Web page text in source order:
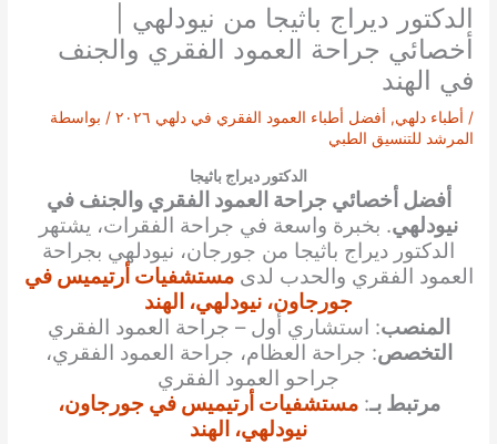
الدكتور ديراج باثيجا من نيودلهي |
أخصائي جراحة العمود الفقري والجنف
في الهند
/ أطباء دلهي, أفضل أطباء العمود الفقري في دلهي ٢٠٢٦
/ بواسطة
المرشد للتنسيق الطبي
الدكتور ديراج باثيجا
أفضل أخصائي جراحة العمود الفقري والجنف في
نيودلهي. بخبرة واسعة في جراحة الفقرات، يشتهر
الدكتور ديراج باثيجا من جورجان، نيودلهي بجراحة
العمود الفقري والحدب لدىمستشفيات أرتيميس في
جورجاون، نيودلهي، الهند
المنصب: استشاري أول – جراحة العمود الفقري
التخصص: جراحة العظام، جراحة العمود الفقري،
جراحو العمود الفقري
مرتبط بـ:مستشفيات أرتيميس في جورجاون،
نيودلهي، الهند